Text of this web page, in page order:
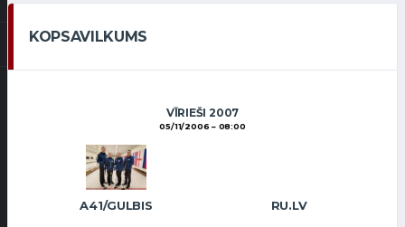
KOPSAVILKUMS
VĪRIEŠI 2007
05/11/2006 08:00
A41/GULBIS RU.LV